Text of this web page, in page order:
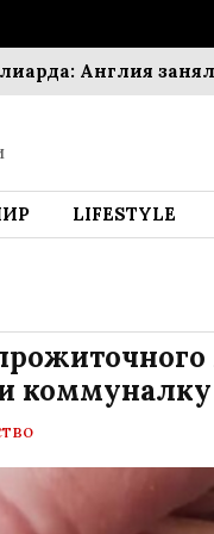
Англия заняла
LIFESTYLE
коммуналку